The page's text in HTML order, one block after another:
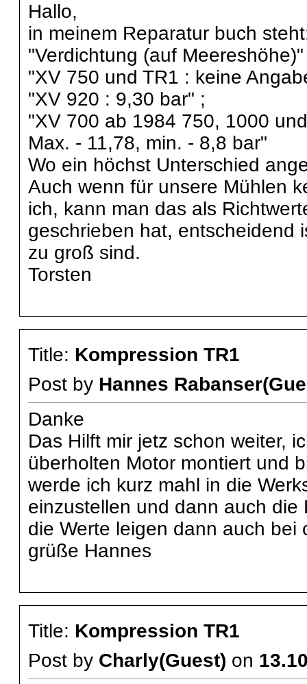
Hallo,
in meinem Reparatur buch
"Verdichtung (auf
"XV 750 und TR1 : keine
"XV 920 : 9,30 bar" ;
"XV 700 ab 1984 750, 1000
Max. - 11,78, min. - 8,8 bar"
Wo ein höchst Unterschied
Auch wenn für unsere Mühlen
ich, kann man das als
geschrieben hat, entscheidend
zu groß sind.
Torsten
Title: Kompression TR1
Post by Hannes
Danke
Das Hilft mir jetz schon weiter,
überholten Motor montiert und
werde ich kurz mahl in die
einzustellen und dann auch
die Werte leigen dann auch bei
grüße Hannes
Title: Kompression TR1
Post by Charly(Guest) on